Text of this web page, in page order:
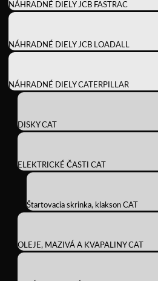
NÁHRADNÉ DIELY JCB FASTRAC
NÁHRADNÉ DIELY JCB LOADALL
NÁHRADNÉ DIELY CATERPILLAR
DISKY CAT
ELEKTRICKÉ ČASTI CAT
Štartovacia skrinka, klakson CAT
OLEJE, MAZIVÁ A KVAPALINY CAT